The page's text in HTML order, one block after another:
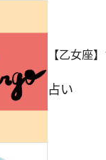
【乙女座
占い